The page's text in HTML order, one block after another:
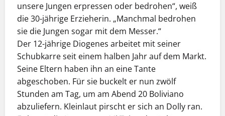
unsere Jungen erpressen oder bedrohen“, weiß
die 30-jährige Erzieherin. „Manchmal bedrohen
sie die Jungen sogar mit dem Messer.“
Der 12-jährige Diogenes arbeitet mit seiner
Schubkarre seit einem halben Jahr auf dem Markt.
Seine Eltern haben ihn an eine Tante
abgeschoben. Für sie buckelt er nun zwölf
Stunden am Tag, um am Abend 20 Boliviano
abzuliefern. Kleinlaut pirscht er sich an Dolly ran.